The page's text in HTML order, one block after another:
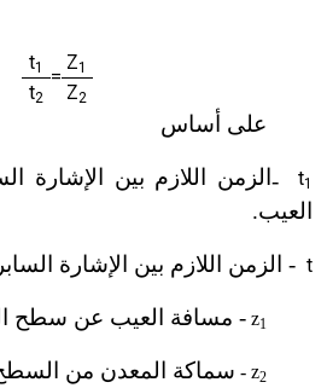
Z1
=
t1
Z2
t2
على أساس
t1
- الزمن اللازم بين الإشارة
العيب.
t
- الزمن اللازم بين الإشارة
z1
- مسافة العيب عن سطح
z2
- سماكة المعدن من